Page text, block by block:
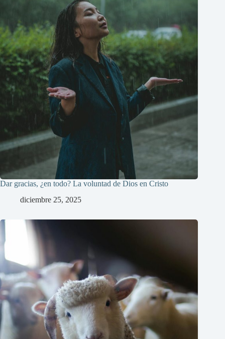
Dar gracias, ¿en todo? La voluntad de Dios en Cristo
diciembre 25, 2025